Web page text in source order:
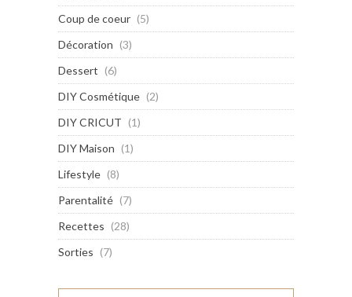
Coup de coeur (5)
Décoration (3)
Dessert (6)
DIY Cosmétique (2)
DIY CRICUT (1)
DIY Maison (1)
Lifestyle (8)
Parentalité (7)
Recettes (28)
Sorties (7)